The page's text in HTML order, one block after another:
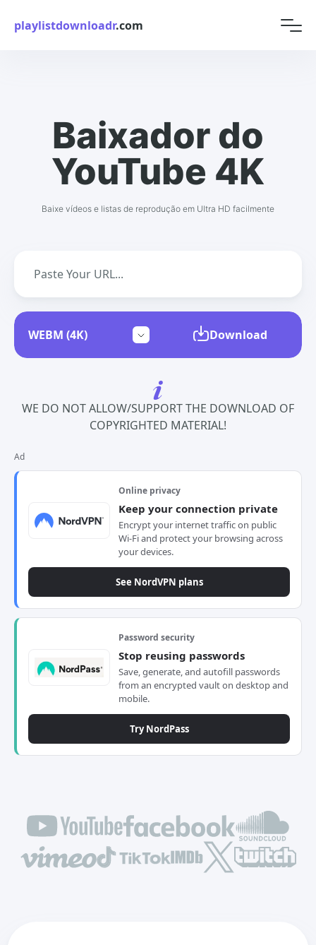
playlistdownloadr.com
Baixador do
YouTube 4K
Baixe vídeos e listas de reprodução em Ultra HD facilmente
Download
WE DO NOT ALLOW/SUPPORT THE DOWNLOAD OF
COPYRIGHTED MATERIAL!
Ad
Online privacy
Keep your connection private
Encrypt your internet traffic on public
Wi-Fi and protect your browsing across
your devices.
See NordVPN plans
Password security
Stop reusing passwords
Save, generate, and autofill passwords
from an encrypted vault on desktop and
mobile.
Try NordPass